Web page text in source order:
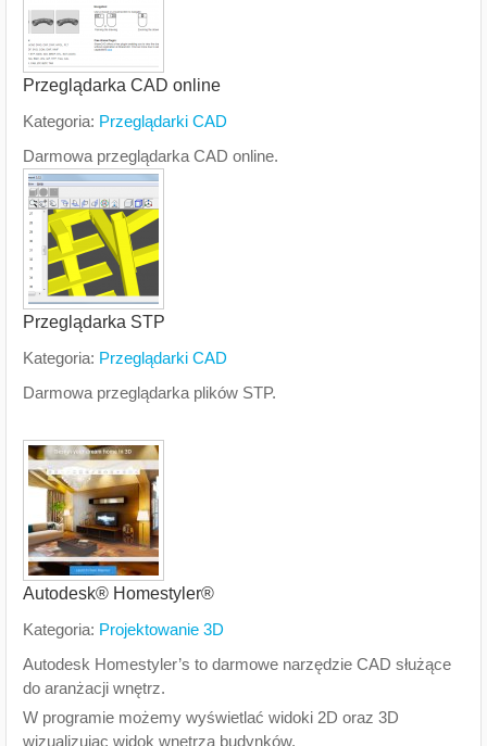
Przeglądarka CAD online
Kategoria: Przeglądarki CAD
Darmowa przeglądarka CAD online.
Przeglądarka STP
Kategoria: Przeglądarki CAD
Darmowa przeglądarka plików STP.
Autodesk® Homestyler®
Kategoria: Projektowanie 3D
Autodesk Homestyler’s to darmowe narzędzie CAD służące
do aranżacji wnętrz.
W programie możemy wyświetlać widoki 2D oraz 3D
wizualizując widok wnętrza budynków.